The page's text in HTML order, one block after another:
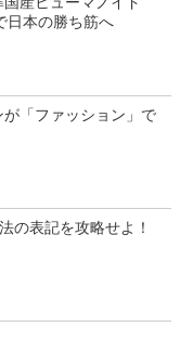
日本の勝ち筋へ
「ファッション」で
の表記を攻略せよ！